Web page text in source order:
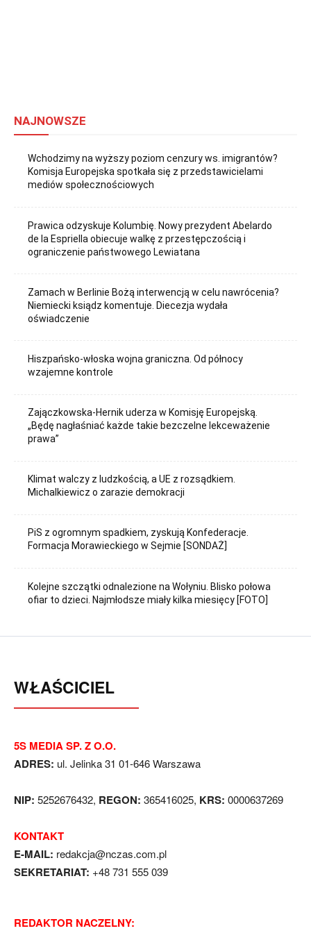
NAJNOWSZE
Wchodzimy na wyższy poziom cenzury ws. imigrantów?
Komisja Europejska spotkała się z przedstawicielami
mediów społecznościowych
Prawica odzyskuje Kolumbię. Nowy prezydent Abelardo
de la Espriella obiecuje walkę z przestępczością i
ograniczenie państwowego Lewiatana
Zamach w Berlinie Bożą interwencją w celu nawrócenia?
Niemiecki ksiądz komentuje. Diecezja wydała
oświadczenie
Hiszpańsko-włoska wojna graniczna. Od północy
wzajemne kontrole
Zajączkowska-Hernik uderza w Komisję Europejską.
„Będę nagłaśniać każde takie bezczelne lekceważenie
prawa”
Klimat walczy z ludzkością, a UE z rozsądkiem.
Michalkiewicz o zarazie demokracji
PiS z ogromnym spadkiem, zyskują Konfederacje.
Formacja Morawieckiego w Sejmie [SONDAŻ]
Kolejne szczątki odnalezione na Wołyniu. Blisko połowa
ofiar to dzieci. Najmłodsze miały kilka miesięcy [FOTO]
WŁAŚCICIEL
5S MEDIA SP. Z O.O.
ADRES: ul. Jelinka 31 01-646 Warszawa
NIP: 5252676432, REGON: 365416025, KRS: 0000637269
KONTAKT
E-MAIL: redakcja@nczas.com.pl
SEKRETARIAT: +48 731 555 039
REDAKTOR NACZELNY: